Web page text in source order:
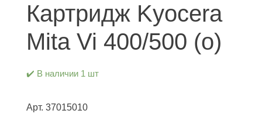
Картридж Kyocera
Mita Vi 400/500 (о)
✔️ В наличии 1 шт
Арт. 37015010